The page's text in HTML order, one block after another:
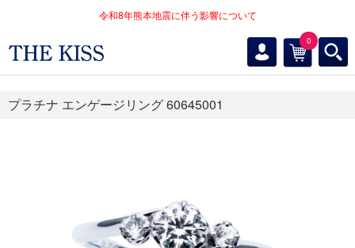
令和8年熊本地震に伴う影響について
0
プラチナ エンゲージリング 60645001